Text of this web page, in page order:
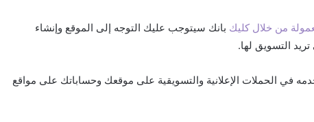
من خلال كليك بانك سيتوجب عليك التوجه إلى الموقع وإنشاء
التسويق لها.
في الحملات الإعلانية والتسويقية على موقعك وحساباتك على مواقع